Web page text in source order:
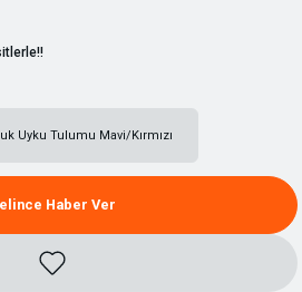
Uyku Tulumu Mavi/Kırmızı
Haber Ver